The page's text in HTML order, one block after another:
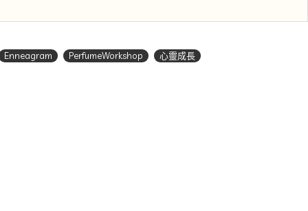
Enneagram PerfumeWorkshop 心靈成長